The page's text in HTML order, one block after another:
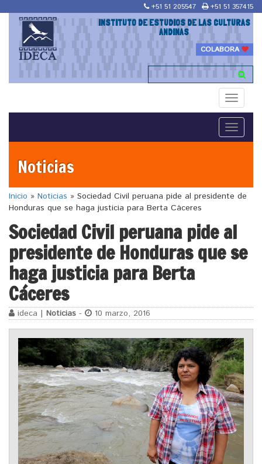
+51 51 205547 +51 51 357415
INSTITUTO DE ESTUDIOS DE LAS CULTURAS
ANDINAS
COLABORA
Toggle
Toggle
Noticias
Inicio » Noticias » Sociedad Civil peruana pide al presidente de
Honduras que se haga justicia para Berta Cáceres
Sociedad Civil peruana pide al
presidente de Honduras que se
haga justicia para Berta
Cáceres
ideca | Noticias - 10 marzo, 2016